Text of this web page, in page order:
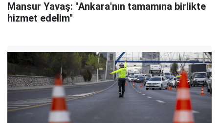
Mansur Yavaş: "Ankara'nın tamamına birlikte
hizmet edelim"